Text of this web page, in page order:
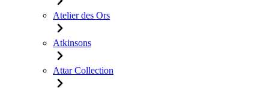
Atelier des Ors
Atkinsons
Attar Collection